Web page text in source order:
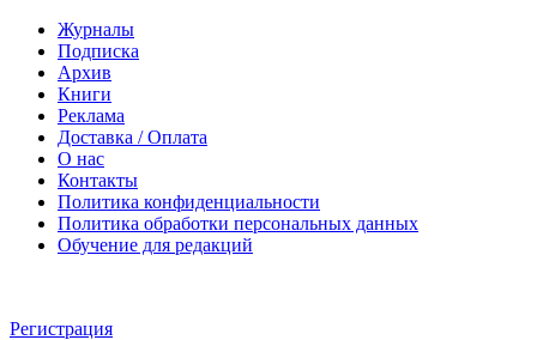
Журналы
Подписка
Архив
Книги
Реклама
Доставка / Оплата
О нас
Контакты
Политика конфиденциальности
Политика обработки персональных данных
Обучение для редакций
Регистрация